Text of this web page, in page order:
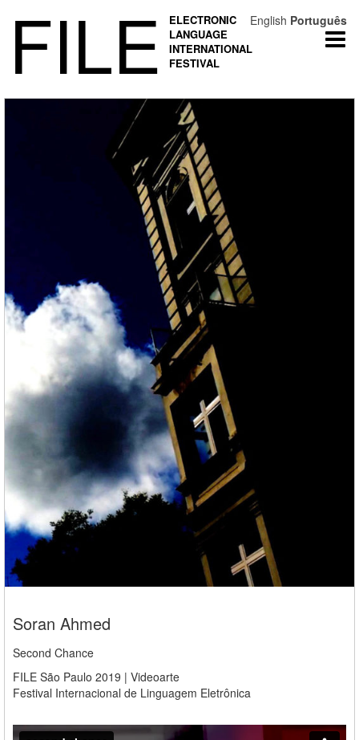
FILE
ELECTRONIC
LANGUAGE
INTERNATIONAL
FESTIVAL
Soran Ahmed
Second Chance
FILE São Paulo 2019 | Videoarte
Festival Internacional de Linguagem Eletrônica
English Português